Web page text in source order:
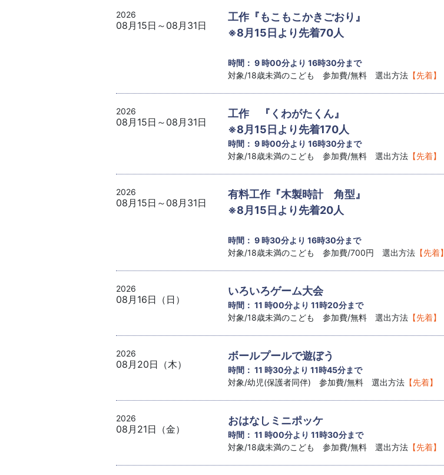
2026
08月15日～08月31日
工作『もこもこかきごおり』
※8月15日より先着70人
時間： 9 時00分より 16時30分まで
対象/18歳未満のこども 参加費/無料 選出方法 【先着】
2026
08月15日～08月31日
工作 『くわがたくん』
※8月15日より先着170人
時間： 9 時00分より 16時30分まで
対象/18歳未満のこども 参加費/無料 選出方法 【先着】
2026
08月15日～08月31日
有料工作『木製時計 角型』
※8月15日より先着20人
時間： 9 時30分より 16時30分まで
対象/18歳未満のこども 参加費/700円 選出方法 【先着】
2026
08月16日（日）
いろいろゲーム大会
時間： 11 時00分より 11時20分まで
対象/18歳未満のこども 参加費/無料 選出方法 【先着】
2026
08月20日（木）
ボールプールで遊ぼう
時間： 11 時30分より 11時45分まで
対象/幼児(保護者同伴) 参加費/無料 選出方法 【先着】
2026
08月21日（金）
おはなしミニポッケ
時間： 11 時00分より 11時30分まで
対象/18歳未満のこども 参加費/無料 選出方法 【先着】